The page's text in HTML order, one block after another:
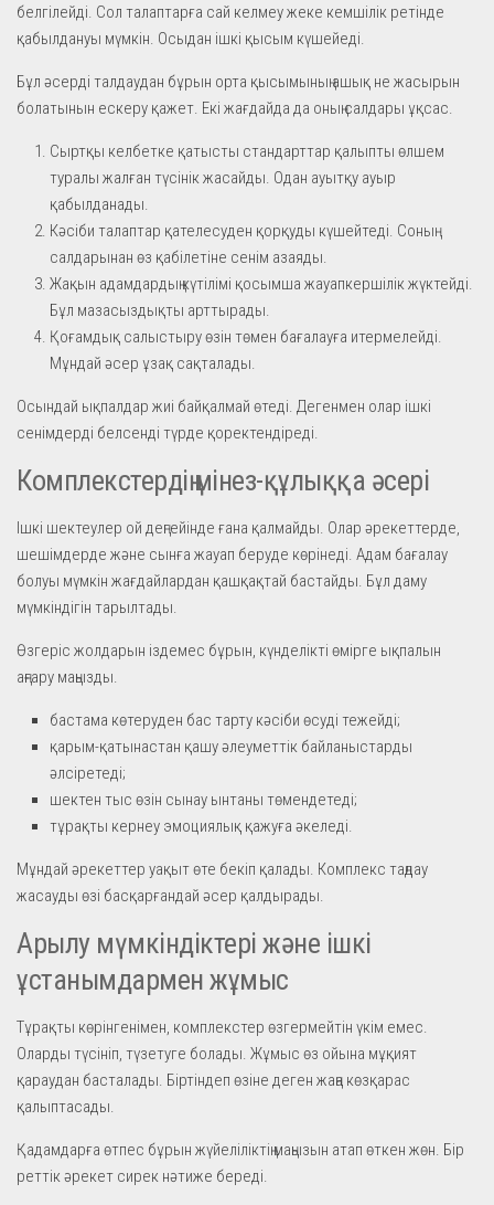
белгілейді. Сол талаптарға сай келмеу жеке кемшілік ретінде
қабылдануы мүмкін. Осыдан ішкі қысым күшейеді.
Бұл әсерді талдаудан бұрын орта қысымының ашық не жасырын
болатынын ескеру қажет. Екі жағдайда да оның салдары ұқсас.
Сыртқы келбетке қатысты стандарттар қалыпты өлшем
туралы жалған түсінік жасайды. Одан ауытқу ауыр
қабылданады.
Кәсіби талаптар қателесуден қорқуды күшейтеді. Соның
салдарынан өз қабілетіне сенім азаяды.
Жақын адамдардың күтілімі қосымша жауапкершілік жүктейді.
Бұл мазасыздықты арттырады.
Қоғамдық салыстыру өзін төмен бағалауға итермелейді.
Мұндай әсер ұзақ сақталады.
Осындай ықпалдар жиі байқалмай өтеді. Дегенмен олар ішкі
сенімдерді белсенді түрде қоректендіреді.
Комплекстердің мінез-құлыққа әсері
Ішкі шектеулер ой деңгейінде ғана қалмайды. Олар әрекеттерде,
шешімдерде және сынға жауап беруде көрінеді. Адам бағалау
болуы мүмкін жағдайлардан қашқақтай бастайды. Бұл даму
мүмкіндігін тарылтады.
Өзгеріс жолдарын іздемес бұрын, күнделікті өмірге ықпалын
аңғару маңызды.
бастама көтеруден бас тарту кәсіби өсуді тежейді;
қарым-қатынастан қашу әлеуметтік байланыстарды
әлсіретеді;
шектен тыс өзін сынау ынтаны төмендетеді;
тұрақты кернеу эмоциялық қажуға әкеледі.
Мұндай әрекеттер уақыт өте бекіп қалады. Комплекс таңдау
жасауды өзі басқарғандай әсер қалдырады.
Арылу мүмкіндіктері және ішкі
ұстанымдармен жұмыс
Тұрақты көрінгенімен, комплекстер өзгермейтін үкім емес.
Оларды түсініп, түзетуге болады. Жұмыс өз ойына мұқият
қараудан басталады. Біртіндеп өзіне деген жаңа көзқарас
қалыптасады.
Қадамдарға өтпес бұрын жүйеліліктің маңызын атап өткен жөн. Бір
реттік әрекет сирек нәтиже береді.